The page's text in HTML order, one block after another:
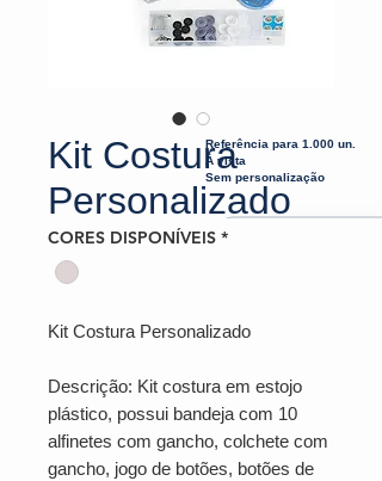
Kit Costura
Personalizado
CORES DISPONÍVEIS *
Kit Costura Personalizado
Descrição: Kit costura em estojo
plástico, possui bandeja com 10
alfinetes com gancho, colchete com
gancho, jogo de botões, botões de
Referência para 1.000 un.
À vista
Sem personalização